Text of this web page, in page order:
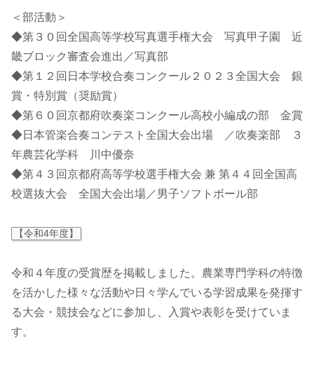
＜部活動＞
◆第３０回全国高等学校写真選手権大会 写真甲子園 近
畿ブロック審査会進出／写真部
◆第１２回日本学校合奏コンクール２０２３全国大会 銀
賞・特別賞（奨励賞）
◆第６０回京都府吹奏楽コンクール高校小編成の部 金賞
◆日本管楽合奏コンテスト全国大会出場 ／吹奏楽部 ３
年農芸化学科 川中優奈
◆第４３回京都府高等学校選手権大会 兼 第４４回全国高
校選抜大会 全国大会出場／男子ソフトボール部
【令和4年度】
令和４年度の受賞歴を掲載しました。農業専門学科の特徴
を活かした様々な活動や日々学んでいる学習成果を発揮す
る大会・競技会などに参加し、入賞や表彰を受けていま
す。